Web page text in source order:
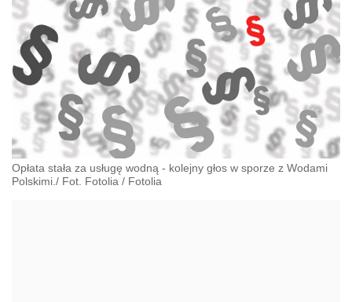
Opłata stała za usługę wodną - kolejny głos w sporze z Wodami
Polskimi./ Fot. Fotolia / Fotolia